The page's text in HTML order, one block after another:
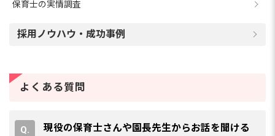
保育士の実情調査
採用ノウハウ・成功事例
よくある質問
現役の保育士さんや園長先生からお話を聞ける